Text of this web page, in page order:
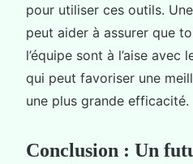
pour utiliser ces outils.
peut aider à assurer que
l’équipe sont à l’aise avec
qui peut favoriser une
une plus grande efficacité.
Conclusion : Un